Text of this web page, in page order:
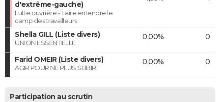
d'extrême-gauche)
Lutte ouvrière - Faire entendre le
camp des travailleurs
Shella GILL (Liste divers)
UNION ESSENTIELLE
0,00% 0
Farid OMEIR (Liste divers)
AGIR POUR NE PLUS SUBIR
0,00% 0
Participation au scrutin